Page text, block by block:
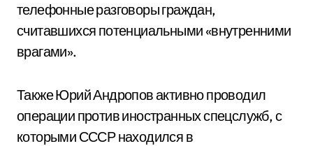
телефонные разговоры граждан,
считавшихся потенциальными «внутренними
врагами».
Также Юрий Андропов активно проводил
операции против иностранных спецслужб, с
которыми СССР находился в